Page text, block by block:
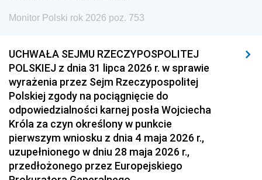
Monitor Polski rok 2026 poz. 753
UCHWAŁA SEJMU RZECZYPOSPOLITEJ
POLSKIEJ z dnia 31 lipca 2026 r. w sprawie
wyrażenia przez Sejm Rzeczypospolitej
Polskiej zgody na pociągnięcie do
odpowiedzialności karnej posła Wojciecha
Króla za czyn określony w punkcie
pierwszym wniosku z dnia 4 maja 2026 r.,
uzupełnionego w dniu 28 maja 2026 r.,
przedłożonego przez Europejskiego